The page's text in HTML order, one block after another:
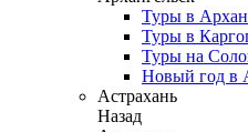
Туры в
Туры в
Туры на
Новый год в
Астрахань
Назад